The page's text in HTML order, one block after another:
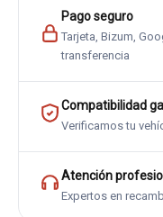
Pago seguro
Tarjeta, Bizum,
transferencia
Compatibilidad
Verificamos tu
Atención
Expertos en